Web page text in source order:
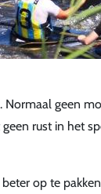
geen
rust in het
op te